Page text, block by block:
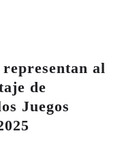
al
de
Juegos